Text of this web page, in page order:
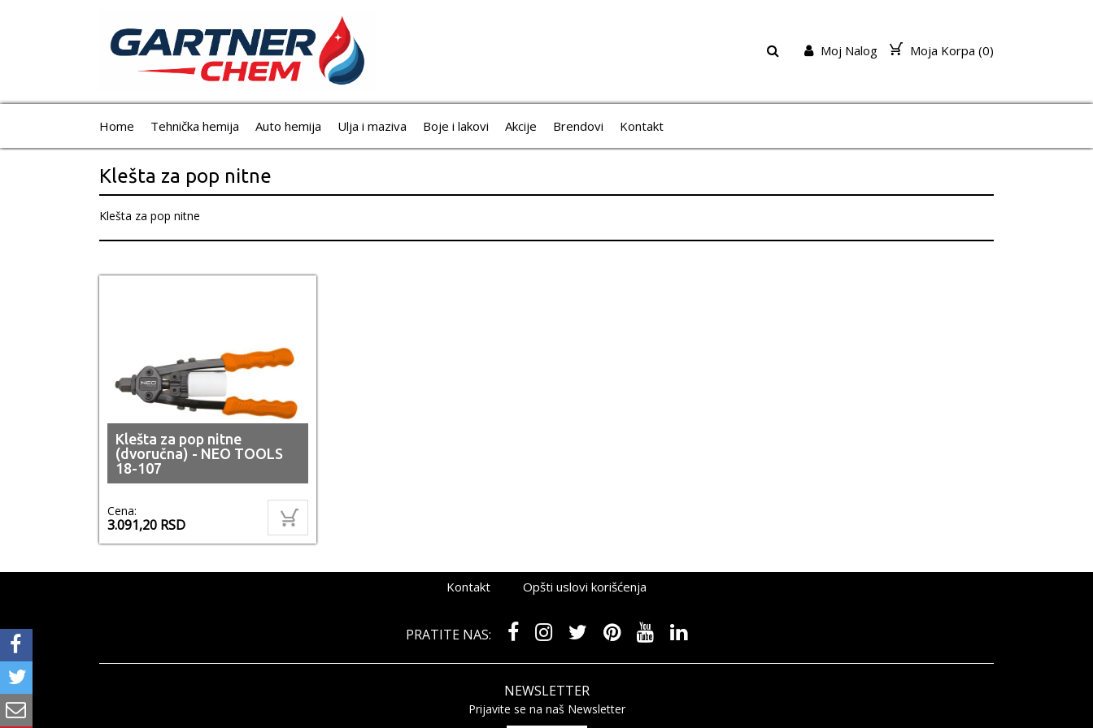
Moja Korpa (0)
Moj Nalog
Home Tehnička hemija Auto hemija Ulja i maziva Boje i lakovi Akcije Brendovi Kontakt
Klešta za pop nitne
Klešta za pop nitne
Klešta za pop nitne
(dvoručna) - NEO TOOLS
18-107
Cena:
3.091,20 RSD
Kontakt Opšti uslovi korišćenja
PRATITE NAS:
NEWSLETTER
Prijavite se na naš Newsletter